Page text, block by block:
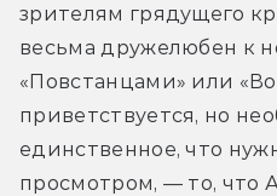
зрителям грядущего
весьма дружелюбен к
«Повстанцами» или
приветствуется, но
единственное, что
просмотром, — то, что